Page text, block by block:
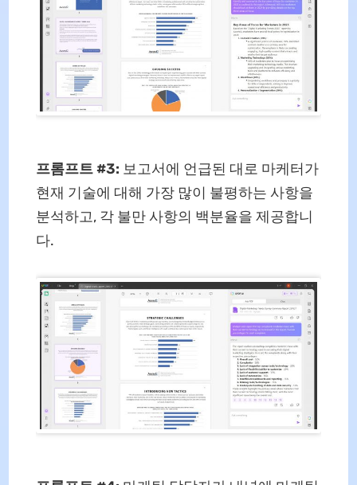
프롬프트 #3: 보고서에 언급된 대로 마케터가
현재 기술에 대해 가장 많이 불평하는 사항을
분석하고, 각 불만 사항의 백분율을 제공합니
다.